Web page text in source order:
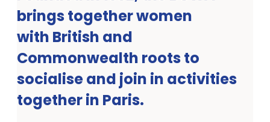
brings together women
with British and
Commonwealth roots to
socialise and join in activities
together in Paris.